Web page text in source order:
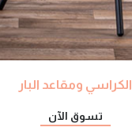
الكراسي ومقاعد البار
تسوق الآن